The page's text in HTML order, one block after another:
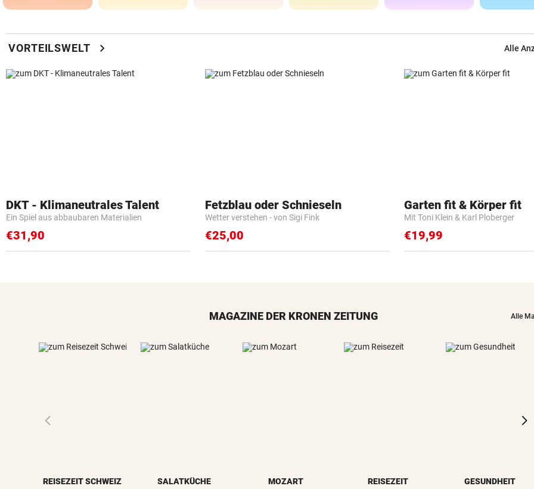
VORTEILSWELT chevron_right Alle
DKT - Klimaneutrales Talent
Ein Spiel aus abbaubaren Materialien
€31,90
Fetzblau oder Schnieseln
Wetter verstehen - von Sigi Fink
€25,00
Garten fit & Körper fit
Mit Toni Klein & Karl Ploberger
€19,99
MAGAZINE DER KRONEN ZEITUNG Alle
REISEZEIT SCHWEIZ SALATKÜCHE MOZART REISEZEIT GESUNDHEIT